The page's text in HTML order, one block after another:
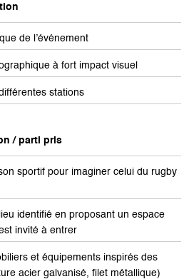
de l’événement
à fort impact visuel
stations
/ parti pris
sportif pour imaginer celui du rugby
identifié en proposant un espace
invité à entrer
et équipements inspirés des
acier galvanisé, filet métallique)